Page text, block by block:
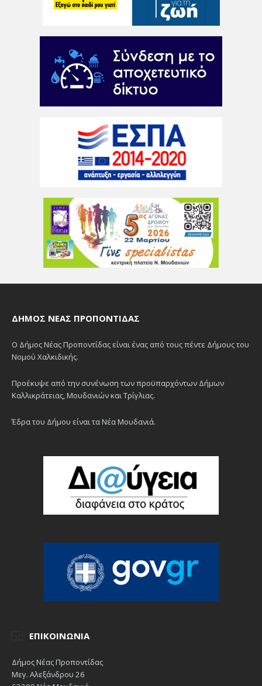
ΔΉΜΟΣ ΝΈΑΣ ΠΡΟΠΟΝΤΊΔΑΣ
Ο Δήμος Νέας Προποντίδας είναι ένας από τους πέντε Δήμους του
Νομού Χαλκιδικής.
Προέκυψε από την συνένωση των προϋπαρχόντων Δήμων
Καλλικράτειας, Μουδανιών και Τρίγλιας.
Έδρα του Δήμου είναι τα Νέα Μουδανιά.
ΕΠΙΚΟΙΝΩΝΊΑ
Δήμος Νέας Προποντίδας
Μεγ. Αλεξάνδρου 26